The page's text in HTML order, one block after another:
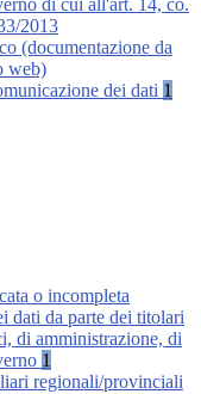
di cui all'art. 14, co.
2013
(documentazione da
web)
dei dati 1
o incompleta
dati da parte dei titolari
di amministrazione, di
1
regionali/provinciali